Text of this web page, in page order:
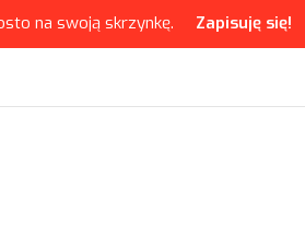
na swoją skrzynkę. Zapisuję się!